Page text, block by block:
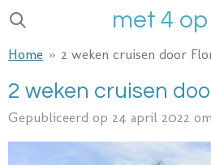
Ga
naar
hoofdinhoud
met 4
Home » 2 weken cruisen door
2 weken cruisen
Gepubliceerd op 24 april 2022